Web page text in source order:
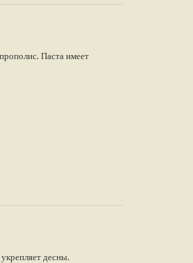
Паста имеет
десны.